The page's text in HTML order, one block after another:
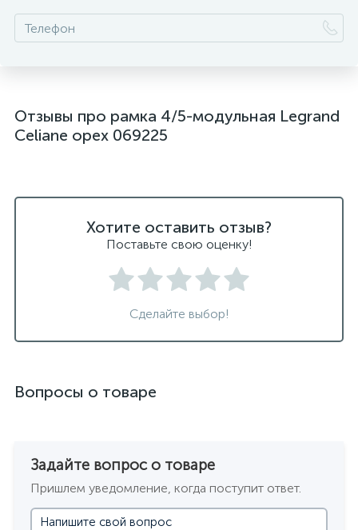
Отзывы про рамка 4/5-модульная Legrand
Celiane орех 069225
Хотите оставить отзыв?
Поставьте свою оценку!
Сделайте выбор!
Вопросы о товаре
Задайте вопрос о товаре
Пришлем уведомление, когда поступит ответ.